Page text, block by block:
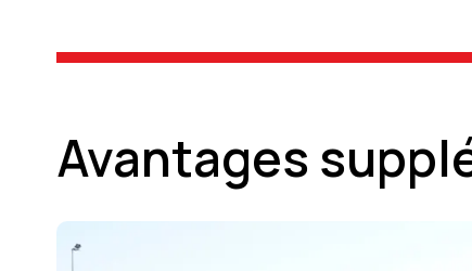
Avantages